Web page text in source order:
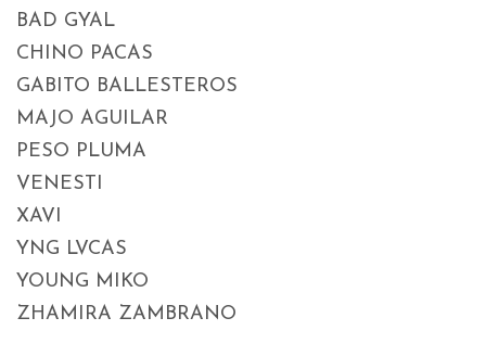
BAD GYAL
CHINO PACAS
GABITO BALLESTEROS
MAJO AGUILAR
PESO PLUMA
VENESTI
XAVI
YNG LVCAS
YOUNG MIKO
ZHAMIRA ZAMBRANO